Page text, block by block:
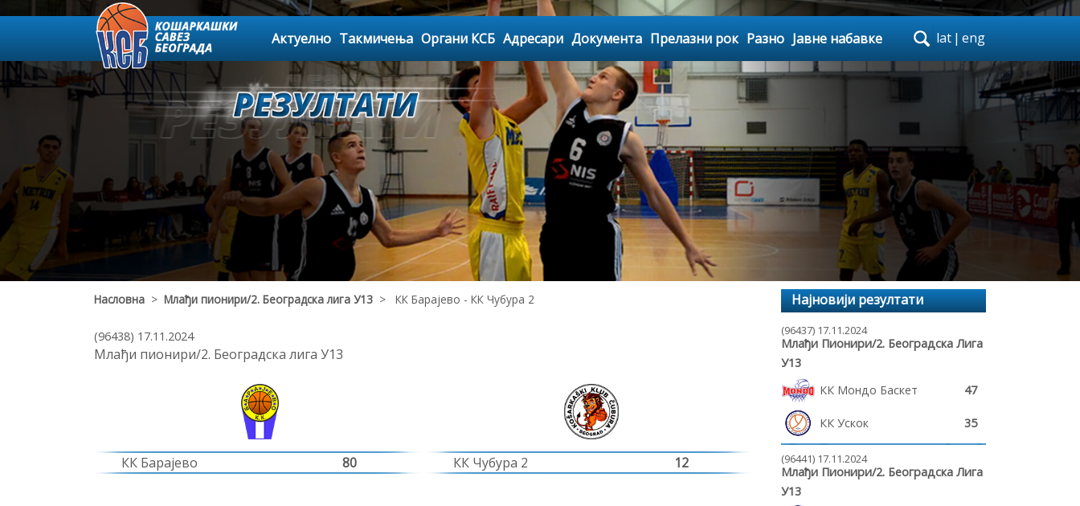
Актуелно Такмичења Органи КСБ Адресари Документа Прелазни рок Разно Јавне набавке lat | eng
Насловна > Млађи пионири/2. Београдска лига У13 > КК Барајево - КК Чубура 2
(96438) 17.11.2024
Млађи пионири/2. Београдска лига У13
КК Барајево 80 КК Чубура 2 12
Најновији резултати
(96437) 17.11.2024
Млађи Пионири/2. Београдска Лига
У13
КК Мондо Баскет
47
КК Ускок 35
(96441) 17.11.2024
Млађи Пионири/2. Београдска Лига
У13